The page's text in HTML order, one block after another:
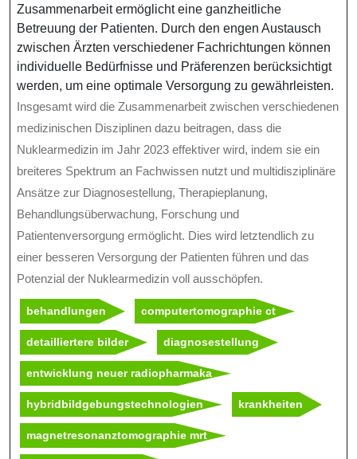
Zusammenarbeit ermöglicht eine ganzheitliche
Betreuung der Patienten. Durch den engen Austausch
zwischen Ärzten verschiedener Fachrichtungen können
individuelle Bedürfnisse und Präferenzen berücksichtigt
werden, um eine optimale Versorgung zu gewährleisten.
Insgesamt wird die Zusammenarbeit zwischen verschiedenen
medizinischen Disziplinen dazu beitragen, dass die
Nuklearmedizin im Jahr 2023 effektiver wird, indem sie ein
breiteres Spektrum an Fachwissen nutzt und multidisziplinäre
Ansätze zur Diagnosestellung, Therapieplanung,
Behandlungsüberwachung, Forschung und
Patientenversorgung ermöglicht. Dies wird letztendlich zu
einer besseren Versorgung der Patienten führen und das
Potenzial der Nuklearmedizin voll ausschöpfen.
behandlungen computertomographie ct
detailliertere bilder diagnosestellung
entwicklung neuer radiopharmaka
hybridbildgebungstechnologien krankheiten
magnetresonanztomographie mrt